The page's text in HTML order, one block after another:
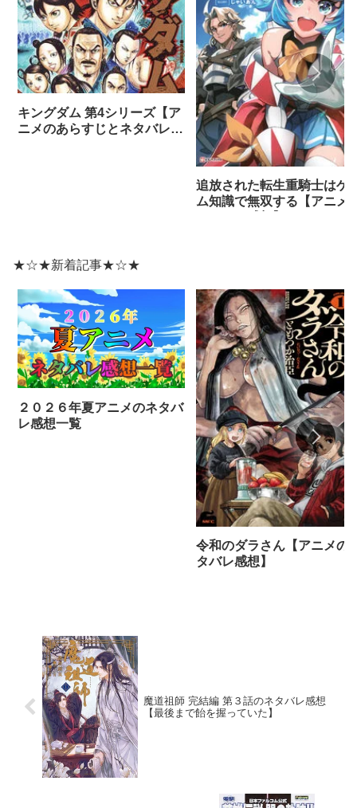
キングダム 第4シリーズ【ア
ニメのあらすじとネタバレ感
追放された転生重騎士はゲ
ム知識で無双する【アニメ
★☆★新着記事★☆★
２０２６年夏アニメのネタバ
レ感想一覧
令和のダラさん【アニメの
タバレ感想】
魔道祖師 完結編 第３話のネタバレ感想
【最後まで飴を握っていた】